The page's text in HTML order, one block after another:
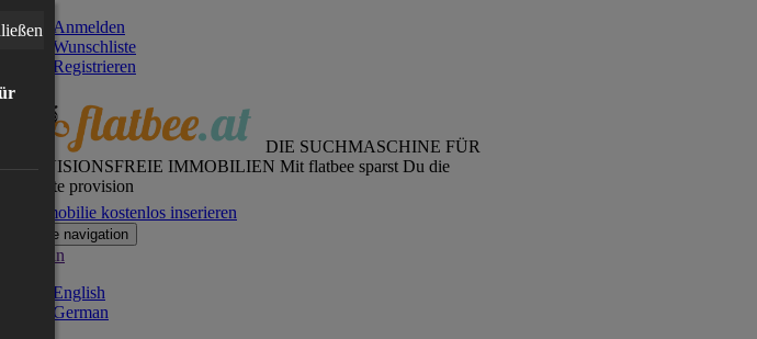
Anmelden
Wunschliste
Registrieren
DIE SUCHMASCHINE FÜR
PROVISIONSFREIE IMMOBILIEN Mit flatbee sparst Du die
gesamte provision
Immobilie kostenlos inserieren
Toggle navigation
German
English
German